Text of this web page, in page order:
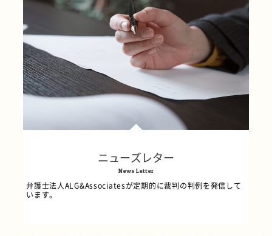
ニューズレター
News Letter
弁護士法人ALG&Associatesが定期的に裁判の判例を発信して
います。